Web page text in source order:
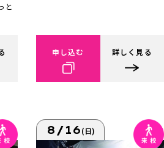
と
申し込む 詳しく見る
8/16(日)